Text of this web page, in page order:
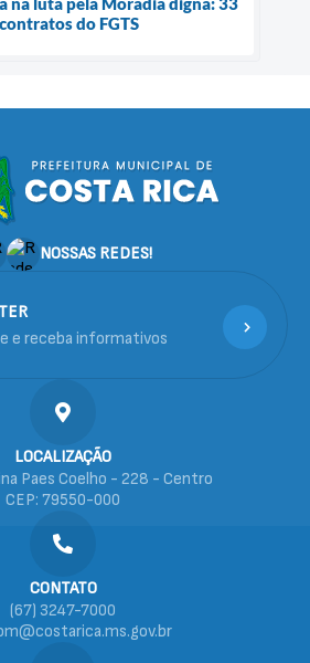
do FGTS
NOSSAS REDES!
LOCALIZAÇÃO
Paes Coelho - 228 - Centro
CEP: 79550-000
CONTATO
(67) 3247-7000
e receba informativos